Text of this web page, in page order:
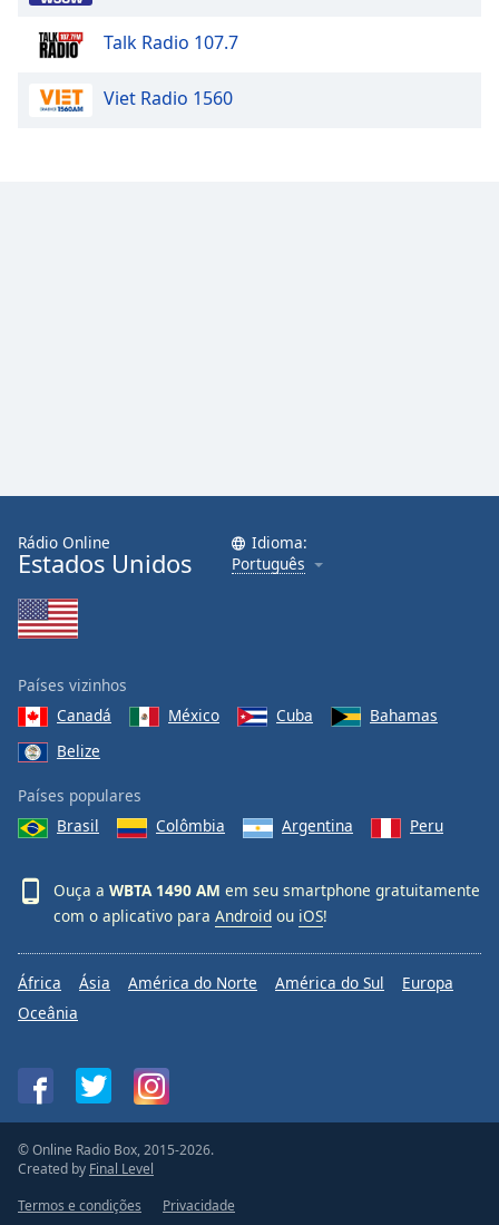
window.
Talk Radio 107.7
Viet Radio 1560
Rádio Online
Estados Unidos
Idioma:
Português
Países vizinhos
Canadá
México Cuba
Bahamas
Belize
Países populares
Brasil
Colômbia Argentina Peru
Ouça a WBTA 1490 AM em seu smartphone gratuitamente
com o aplicativo para Android ou iOS!
África Ásia América do Norte América do Sul
Europa
Oceânia
© Online Radio Box, 2015-2026.
Created by Final Level
Termos e condições
Privacidade